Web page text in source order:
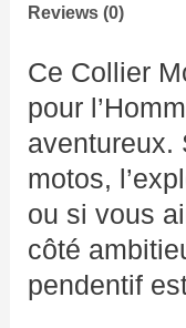
Reviews (0)
Ce Collier
pour
aventureux.
motos,
ou si vous
côté
pendentif